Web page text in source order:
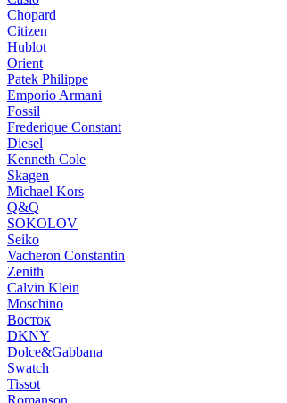
Chopard
Citizen
Hublot
Orient
Patek Philippe
Emporio Armani
Fossil
Frederique Constant
Diesel
Kenneth Cole
Skagen
Michael Kors
Q&Q
SOKOLOV
Seiko
Vacheron Constantin
Zenith
Calvin Klein
Moschino
Восток
DKNY
Dolce&Gabbana
Swatch
Tissot
Romanson